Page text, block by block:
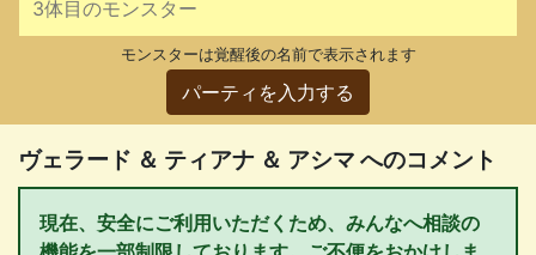
モンスターは覚醒後の名前で表示されます
パーティを入力する
ヴェラード ＆ ティアナ ＆ アシマ へのコメント
現在、安全にご利用いただくため、みんなへ相談の